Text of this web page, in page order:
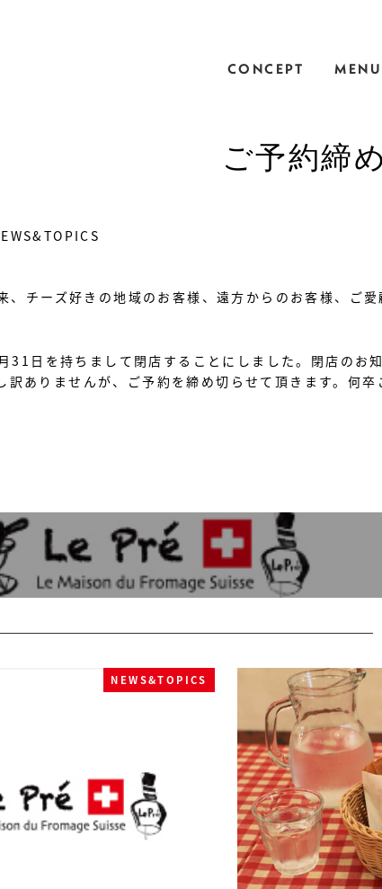
CONCEPT MENU
ご予約締
リー
チーズ好きの地域のお客様、遠方からのお客様、ご愛
31日を持ちまして閉店することにしました。閉店のお
訳ありませんが、ご予約を締め切らせて頂きます。何卒
NEWS&TOPICS